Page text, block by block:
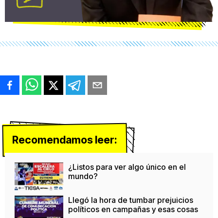
Recomendamos leer:
¿Listos para ver algo único en el
mundo?
Llegó la hora de tumbar prejuicios
políticos en campañas y esas cosas